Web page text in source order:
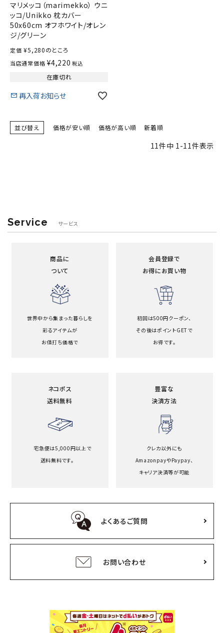
マリメッコ（marimekko） ウニ
ッコ/Unikko 枕カバー
50x60cm オフホワイト/オレン
ジ/グリーン
定価 ¥5,280のところ
当店通常価格 ¥4,220 税込
在庫切れ
再入荷お知らせ
並び替え 価格が安い順 価格が高い順 新着順
11件中 1-11件表示
Service サービス
商品に
ついて
世界中から集まった暮らしを
彩るアイテムが
お値打ち価格で
会員登録で
お得にお買い物
初回は500円クーポン、
その後はポイントGETで
お得です。
ネコポス
送料無料
宅急便は5,000円以上で
送料無料です。
豊富な
決済方法
クレカ以外にも
AmazonpayやPaypay、
キャリア決済等が可能
よくあるご質問
お問い合わせ